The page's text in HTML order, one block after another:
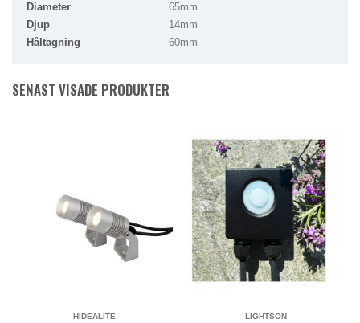
Diameter
65mm
Djup
14mm
Håltagning
60mm
SENAST VISADE PRODUKTER
HIDEALITE LIGHTSON